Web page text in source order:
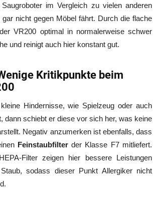
im Vergleich zu vielen anderen
nicht gegen Möbel fährt. Durch die flache
VR200 optimal in normalerweise schwer
und reinigt auch hier konstant gut.
Kritikpunkte beim
Hindernisse, wie Spielzeug oder auch
dann schiebt er diese vor sich her, was keine
Negativ anzumerken ist ebenfalls, dass
Feinstaubfilterder Klasse F7 mitliefert.
Filter zeigen hier bessere Leistungen
sodass dieser Punkt Allergiker nicht